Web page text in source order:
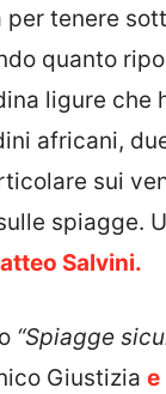
per tenere
quanto
ligure
africani,
sui
spiagge.
Salvini.
“Spiagge
Giustizia e